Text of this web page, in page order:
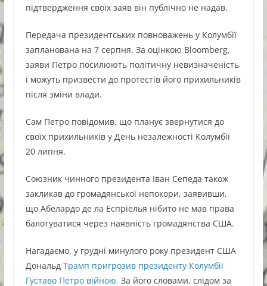
підтвердження своїх заяв він публічно не надав.
Передача президентських повноважень у Колумбії
запланована на 7 серпня. За оцінкою Bloomberg,
заяви Петро посилюють політичну невизначеність
і можуть призвести до протестів його прихильників
після зміни влади.
Сам Петро повідомив, що планує звернутися до
своїх прихильників у День незалежності Колумбії
20 липня.
Союзник чинного президента Іван Сепеда також
закликав до громадянської непокори, заявивши,
що Абелардо де ла Еспріелья нібито не мав права
балотуватися через наявність громадянства США.
Нагадаємо, у грудні минулого року президент США
Дональд Трамп пригрозив президенту Колумбії
Густаво Петро війною. За його словами, слідом за